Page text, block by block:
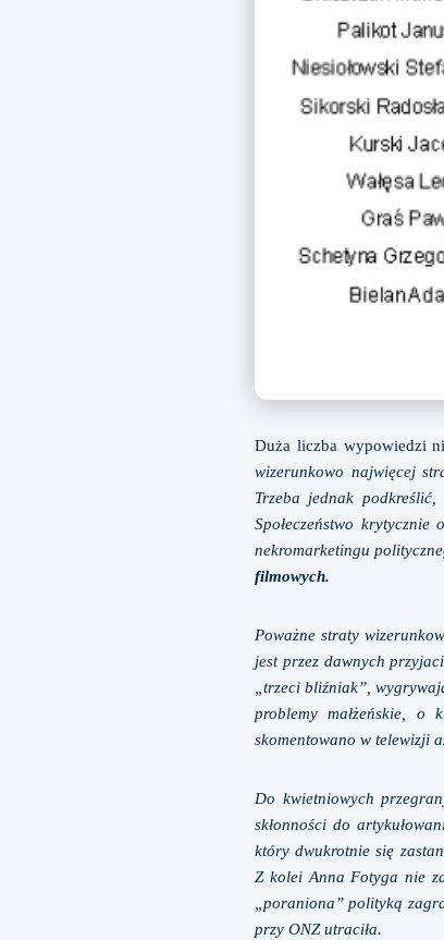
Duża liczba wypowiedzi
wizerunkowo najwięcej
Trzeba jednak
Społeczeństwo
nekromarketingu
filmowych.
Poważne straty
jest przez dawnych
„trzeci bliźniak”,
problemy małżeńskie, o
skomentowano w telewizji
Do kwietniowych
skłonności do
który dwukrotnie się
Z kolei Anna Fotyga nie
„poraniona” polityką
przy ONZ utraciła.